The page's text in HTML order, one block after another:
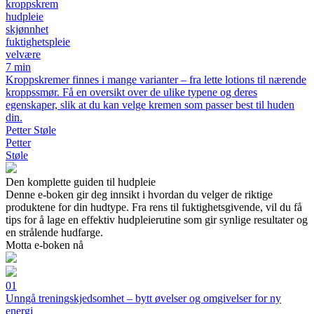
kroppskrem
hudpleie
skjønnhet
fuktighetspleie
velvære
7 min
Kroppskremer finnes i mange varianter – fra lette lotions til nærende
kroppssmør. Få en oversikt over de ulike typene og deres
egenskaper, slik at du kan velge kremen som passer best til huden
din.
Petter Støle
Petter
Støle
Den komplette guiden til hudpleie
Denne e-boken gir deg innsikt i hvordan du velger de riktige
produktene for din hudtype. Fra rens til fuktighetsgivende, vil du få
tips for å lage en effektiv hudpleierutine som gir synlige resultater og
en strålende hudfarge.
Motta e-boken nå
01
Unngå treningskjedsomhet – bytt øvelser og omgivelser for ny
energi